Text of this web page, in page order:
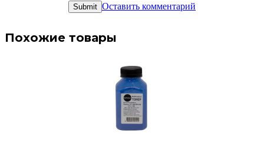
Оставить комментарий
Похожие товары